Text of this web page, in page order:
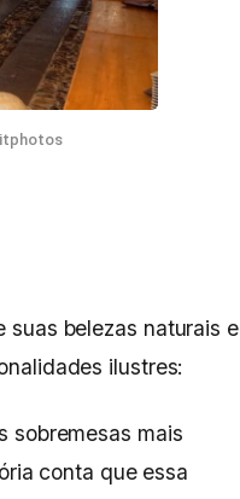
suas belezas naturais e
ilustres:
sobremesas mais
conta que essa